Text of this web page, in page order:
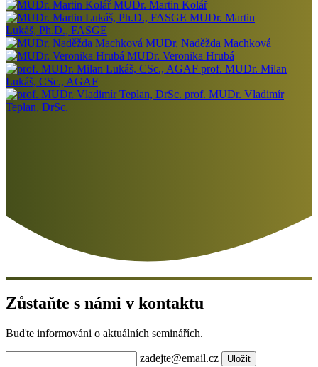
MUDr. Martin Kolář
MUDr. Martin
Lukáš, Ph.D., FASGE
MUDr. Naděžda Machková
MUDr. Veronika Hrubá
prof. MUDr. Milan
Lukáš, CSc., AGAF
prof. MUDr. Vladimír
Teplan, DrSc.
Zůstaňte s námi v kontaktu
Buďte informováni o aktuálních seminářích.
zadejte@email.cz Uložit